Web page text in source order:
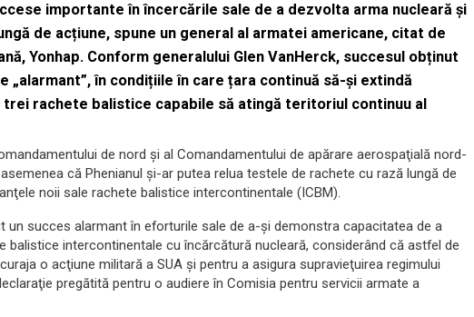
importante în încercările sale de a dezvolta arma nucleară și
de acțiune, spune un general al armatei americane, citat de
Yonhap. Conform generalului Glen VanHerck, succesul obținut
„alarmant”, în condițiile în care țara continuă să-și extindă
rachete balistice capabile să atingă teritoriul continuu al
de nord şi al Comandamentului de apărare aerospaţială nord-
că Phenianul şi-ar putea relua testele de rachete cu rază lungă de
noii sale rachete balistice intercontinentale (ICBM).
un succes alarmant în eforturile sale de a-şi demonstra capacitatea de a
balistice intercontinentale cu încărcătură nucleară, considerând că astfel de
o acţiune militară a SUA şi pentru a asigura supravieţuirea regimului
pregătită pentru o audiere în Comisia pentru servicii armate a